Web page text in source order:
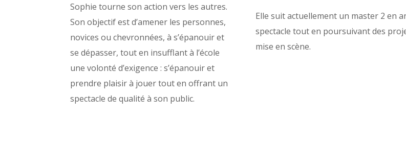
Sophie tourne son action vers les autres.
Son objectif est d’amener les personnes,
novices ou chevronnées, à s’épanouir et
se dépasser, tout en insufflant à l’école
une volonté d’exigence : s’épanouir et
prendre plaisir à jouer tout en offrant un
spectacle de qualité à son public.
Elle suit actuellement un master 2 en
spectacle tout en poursuivant des
mise en scène.